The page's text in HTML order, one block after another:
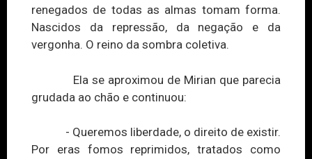
renegados de todas as almas tomam forma.
Nascidos da repressão, da negação e da
vergonha. O reino da sombra coletiva.
Ela se aproximou de Mirian que parecia
grudada ao chão e continuou:
- Queremos liberdade, o direito de existir.
Por eras fomos reprimidos, tratados como